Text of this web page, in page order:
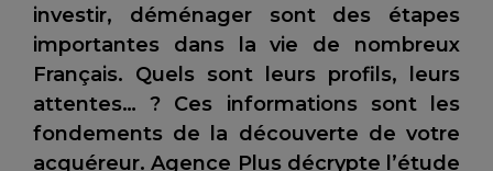
investir, déménager sont des étapes
importantes dans la vie de nombreux
Français. Quels sont leurs profils, leurs
attentes… ? Ces informations sont les
fondements de la découverte de votre
acquéreur. Agence Plus décrypte l’étude